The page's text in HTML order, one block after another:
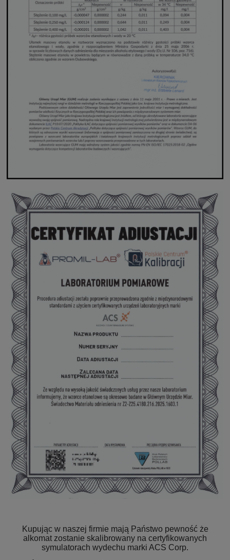
Kupując w naszej firmie mają Państwo pewność że
alkomat zostanie skalibrowany na certyfikowanych
symulatorach wydechu marki ACS Corp.